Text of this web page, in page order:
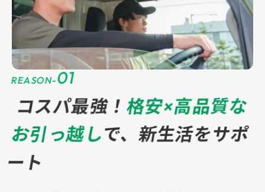
REASON-01
コスパ最強！格安×高品質な
お引っ越しで、新生活をサポ
ート